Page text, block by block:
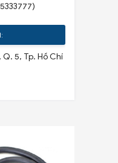
Q. 5, Tp. Hồ Chí